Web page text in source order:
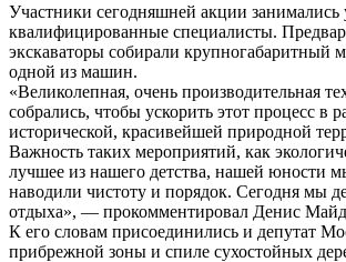
Участники сегодняшней акции занимались
квалифицированные специалисты.
экскаваторы собирали крупногабаритный
одной из машин.
«Великолепная, очень производительная
собрались, чтобы ускорить этот процесс в
исторической, красивейшей природной
Важность таких мероприятий, как
лучшее из нашего детства, нашей юности
наводили чистоту и порядок. Сегодня мы
отдыха», — прокомментировал Денис
К его словам присоединились и депутат
прибрежной зоны и спиле сухостойных